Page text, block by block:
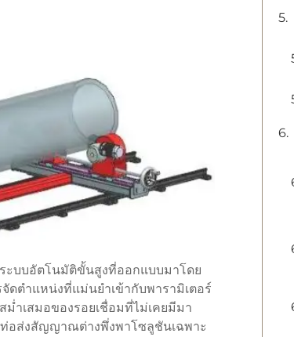
ะบบอัตโนมัติขั้นสูงที่ออกแบบมาโดย
ดตำแหน่งที่แม่นยำเข้ากับพารามิเตอร์
ำเสมอของรอยเชื่อมที่ไม่เคยมีมา
ท่อส่งสัญญาณต่างพึ่งพาโซลูชันเฉพาะ